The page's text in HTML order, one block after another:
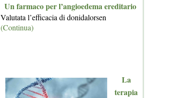
Un farmaco per l’angioedema ereditario
Valutata l’efficacia di donidalorsen
(Continua)
La
terapia